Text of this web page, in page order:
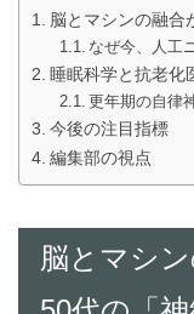
脳とマシンの融合
なぜ今、人工
睡眠科学と抗老化
更年期の自律
今後の注目指標
編集部の視点
脳とマシ